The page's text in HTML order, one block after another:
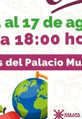
con justicia
México hasta
afirma Claudia